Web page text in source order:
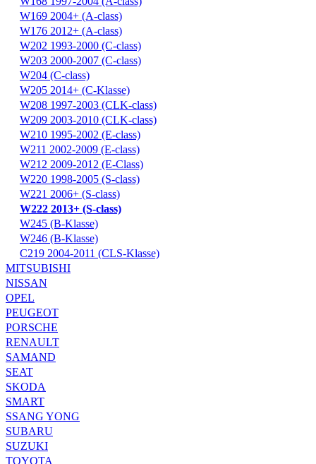
W169 2004+ (A-class)
W176 2012+ (A-class)
W202 1993-2000 (C-class)
W203 2000-2007 (C-class)
W204 (C-class)
W205 2014+ (C-Klasse)
W208 1997-2003 (CLK-class)
W209 2003-2010 (CLK-class)
W210 1995-2002 (E-class)
W211 2002-2009 (E-class)
W212 2009-2012 (E-Class)
W220 1998-2005 (S-class)
W221 2006+ (S-class)
W222 2013+ (S-class)
W245 (B-Klasse)
W246 (B-Klasse)
С219 2004-2011 (CLS-Klasse)
MITSUBISHI
NISSAN
OPEL
PEUGEOT
PORSCHE
RENAULT
SAMAND
SEAT
SKODA
SMART
SSANG YONG
SUBARU
SUZUKI
TOYOTA